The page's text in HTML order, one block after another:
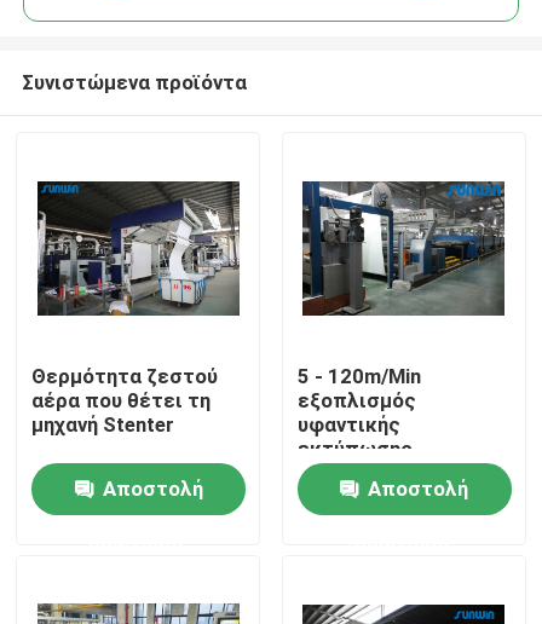
Σπίτι
Επαφές
Συνιστώμενα προϊόντα
Θερμότητα ζεστού
αέρα που θέτει τη
μηχανή Stenter
Αποστολή
5 - 120m/Min
εξοπλισμός
υφαντικής
εκτύπωσης
ατμοπλοίων βρόχων
μηχανών εκτύπωσης
οθόνης υφάσματος
Αποστολή